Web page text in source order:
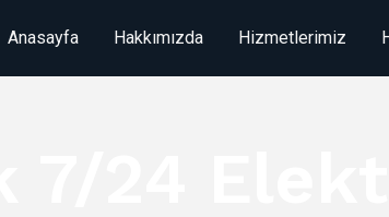
Anasayfa Hakkımızda Hizmetlerimiz